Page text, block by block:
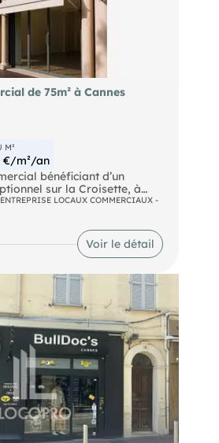
de 75m² à Cannes
M²
€/m²/an
bénéficiant d’un
sur la Croisette, à
du Palais des Festivals et
de l’un des secteurs les plus
de Cannes.
surface d’environ 35 m²
de multiples possibilités
un environnement à forte
saisonnière de type Pop-
galerie ou implantation de
local peut également
d’un bail commercial
sur demande).
rare sur le
LOCAUX COMMERCIAUX -
Voir le détail